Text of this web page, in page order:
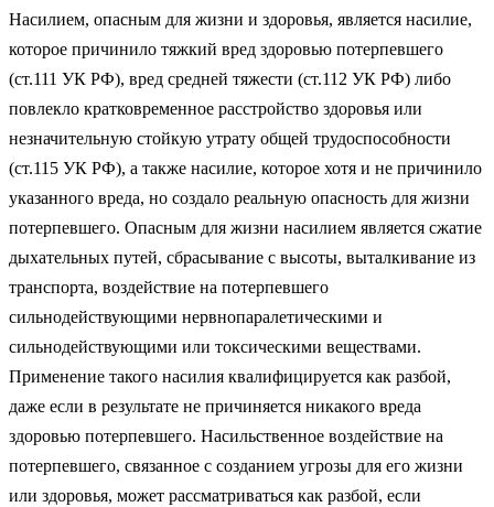
Насилием, опасным для жизни и здоровья, является насилие,
которое причинило тяжкий вред здоровью потерпевшего
(ст.111 УК РФ), вред средней тяжести (ст.112 УК РФ) либо
повлекло кратковременное расстройство здоровья или
незначительную стойкую утрату общей трудоспособности
(ст.115 УК РФ), а также насилие, которое хотя и не причинило
указанного вреда, но создало реальную опасность для жизни
потерпевшего. Опасным для жизни насилием является сжатие
дыхательных путей, сбрасывание с высоты, выталкивание из
транспорта, воздействие на потерпевшего
сильнодействующими нервнопаралетическими и
сильнодействующими или токсическими веществами.
Применение такого насилия квалифицируется как разбой,
даже если в результате не причиняется никакого вреда
здоровью потерпевшего. Насильственное воздействие на
потерпевшего, связанное с созданием угрозы для его жизни
или здоровья, может рассматриваться как разбой, если